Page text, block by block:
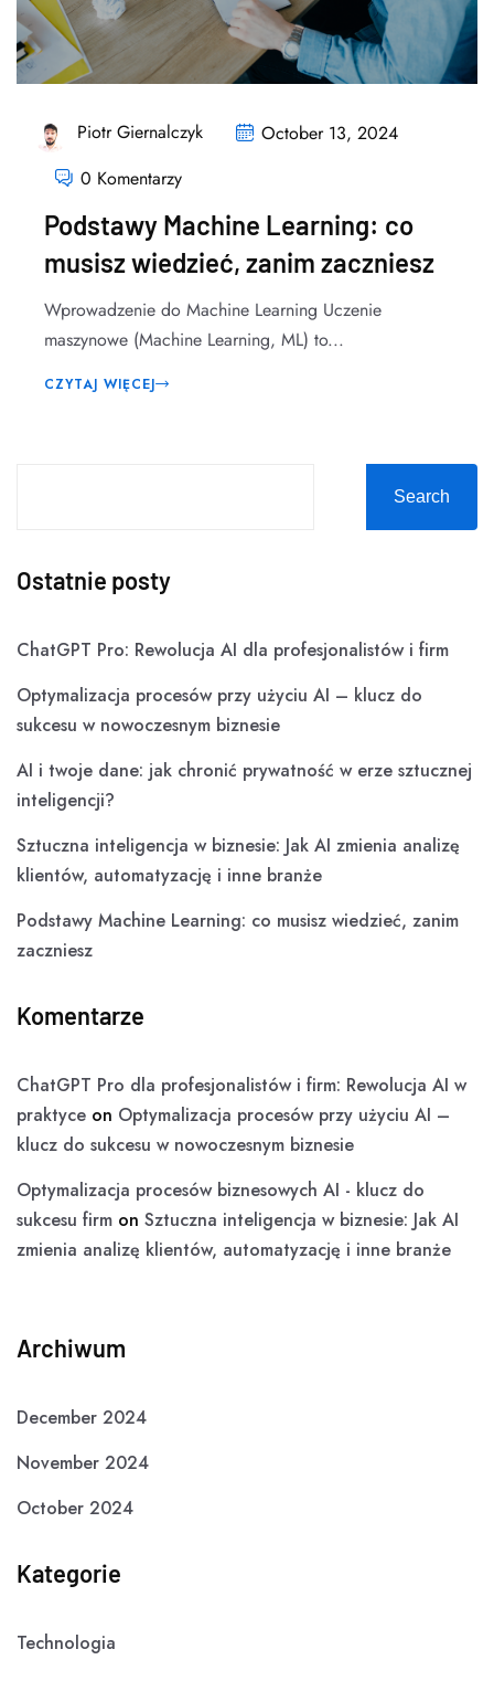
Piotr Giernalczyk
October 13, 2024
0 Komentarzy
Podstawy Machine Learning: co
musisz wiedzieć, zanim zaczniesz
Wprowadzenie do Machine Learning Uczenie
maszynowe (Machine Learning, ML) to...
CZYTAJ WIĘCEJ
Search
Ostatnie posty
ChatGPT Pro: Rewolucja AI dla profesjonalistów i firm
Optymalizacja procesów przy użyciu AI – klucz do
sukcesu w nowoczesnym biznesie
AI i twoje dane: jak chronić prywatność w erze sztucznej
inteligencji?
Sztuczna inteligencja w biznesie: Jak AI zmienia analizę
klientów, automatyzację i inne branże
Podstawy Machine Learning: co musisz wiedzieć, zanim
zaczniesz
Komentarze
ChatGPT Pro dla profesjonalistów i firm: Rewolucja AI w
praktyce on Optymalizacja procesów przy użyciu AI –
klucz do sukcesu w nowoczesnym biznesie
Optymalizacja procesów biznesowych AI - klucz do
sukcesu firm on Sztuczna inteligencja w biznesie: Jak AI
zmienia analizę klientów, automatyzację i inne branże
Archiwum
December 2024
November 2024
October 2024
Kategorie
Technologia